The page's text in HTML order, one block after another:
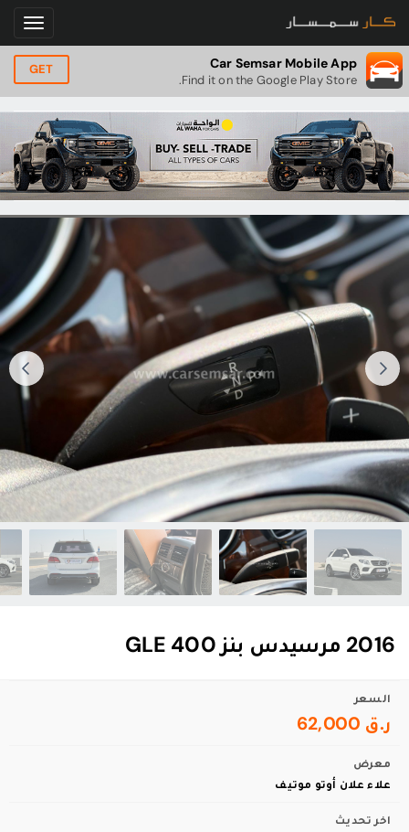
Car Semsar Mobile App
Find it on the Google Play Store.
GET
2016 مرسيدس بنز GLE 400
السعر
ر.ق 62,000
معرض
علاء علان أوتو موتيف
اخر تحديث